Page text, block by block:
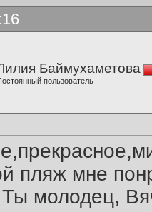
Баймухаметова
пользователь
пляж мне
Ты молодец,